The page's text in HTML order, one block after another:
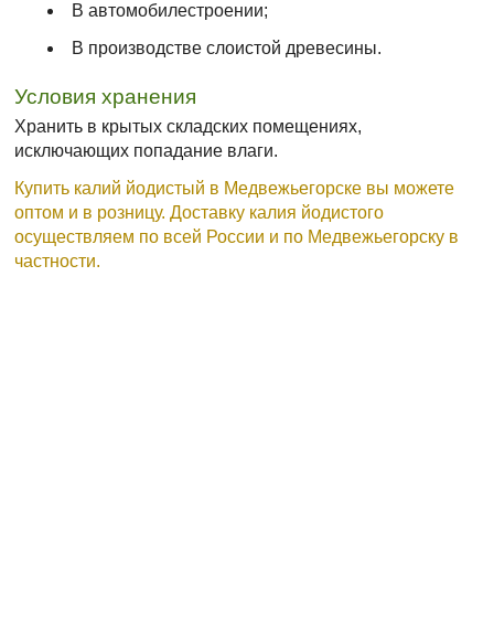
В автомобилестроении;
В производстве слоистой древесины.
Условия хранения
Хранить в крытых складских помещениях,
исключающих попадание влаги.
Купить калий йодистый в Медвежьегорске вы можете
оптом и в розницу. Доставку калия йодистого
осуществляем по всей России и по Медвежьегорску в
частности.